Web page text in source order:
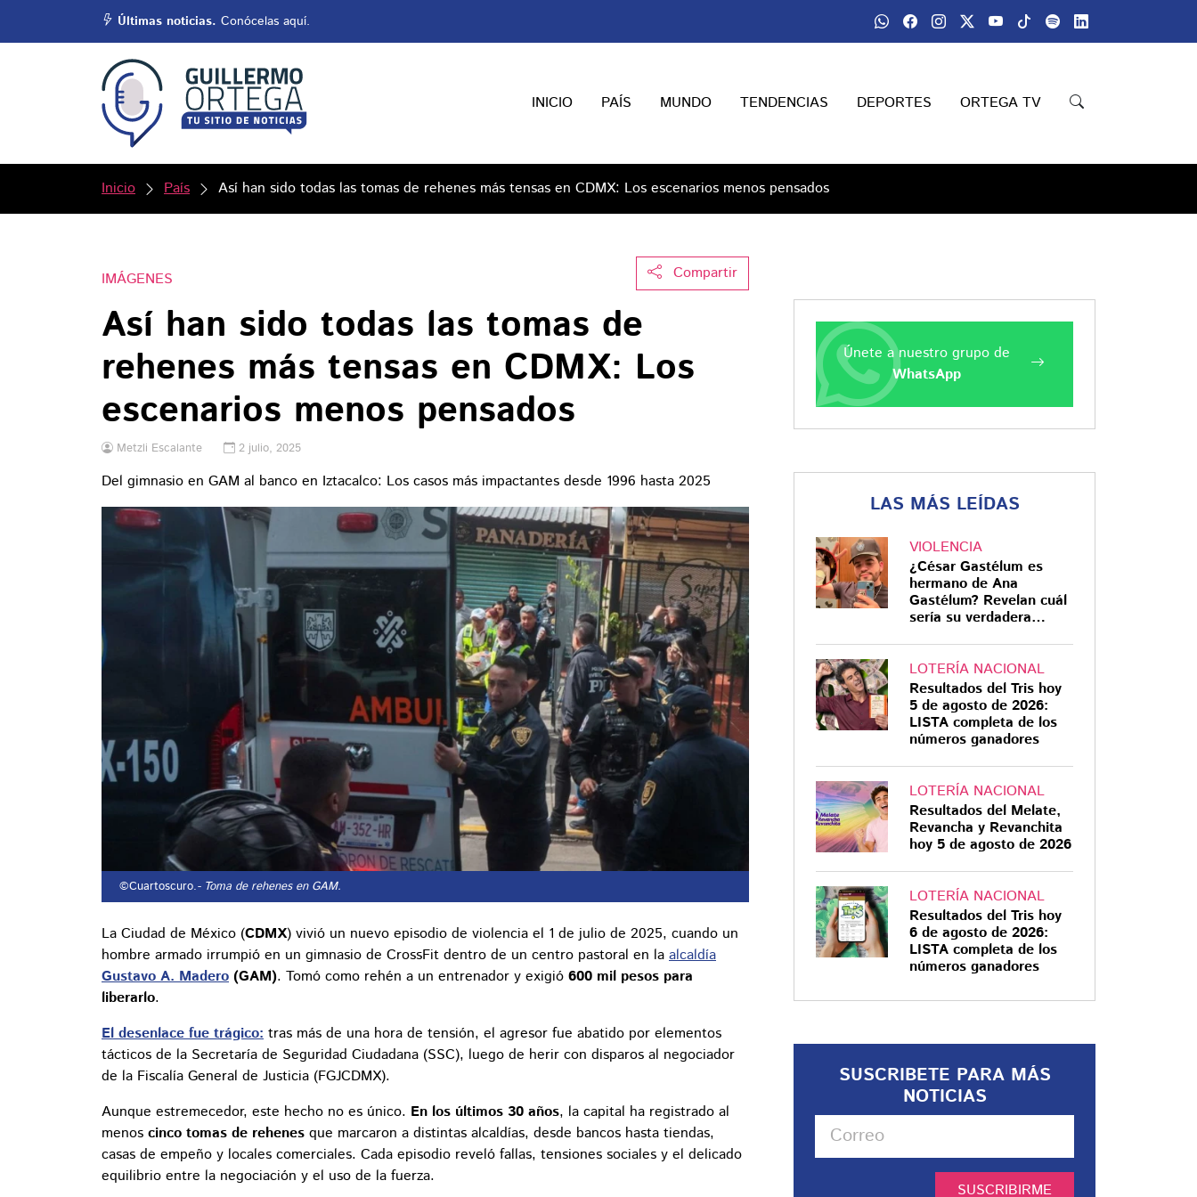
Últimas noticias. Conócelas aquí.
INICIO PAÍS MUNDO TENDENCIAS DEPORTES ORTEGA TV
Inicio País Así han sido todas las tomas de rehenes más tensas en CDMX: Los escenarios menos pensados
Compartir
IMÁGENES
Así han sido todas las tomas de
rehenes más tensas en CDMX: Los
escenarios menos pensados
Metzli Escalante 2 julio, 2025
Del gimnasio en GAM al banco en Iztacalco: Los casos más impactantes desde 1996 hasta 2025
©Cuartoscuro.- Toma de rehenes en GAM.
La Ciudad de México (CDMX) vivió un nuevo episodio de violencia el 1 de julio de 2025, cuando un
hombre armado irrumpió en un gimnasio de CrossFit dentro de un centro pastoral en la alcaldía
Gustavo A. Madero (GAM). Tomó como rehén a un entrenador y exigió 600 mil pesos para
liberarlo.
El desenlace fue trágico: tras más de una hora de tensión, el agresor fue abatido por elementos
tácticos de la Secretaría de Seguridad Ciudadana (SSC), luego de herir con disparos al negociador
de la Fiscalía General de Justicia (FGJCDMX).
Aunque estremecedor, este hecho no es único. En los últimos 30 años, la capital ha registrado al
menos cinco tomas de rehenes que marcaron a distintas alcaldías, desde bancos hasta tiendas,
casas de empeño y locales comerciales. Cada episodio reveló fallas, tensiones sociales y el delicado
equilibrio entre la negociación y el uso de la fuerza.
Únete a nuestro grupo de
WhatsApp
LAS MÁS LEÍDAS
VIOLENCIA
¿César Gastélum es
hermano de Ana
Gastélum? Revelan cuál
sería su verdadera
LOTERÍA NACIONAL
Resultados del Tris hoy
5 de agosto de 2026:
LISTA completa de los
números ganadores
LOTERÍA NACIONAL
Resultados del Melate,
Revancha y Revanchita
hoy 5 de agosto de 2026
LOTERÍA NACIONAL
Resultados del Tris hoy
6 de agosto de 2026:
LISTA completa de los
números ganadores
SUSCRIBETE PARA MÁS
NOTICIAS
SUSCRIBIRME